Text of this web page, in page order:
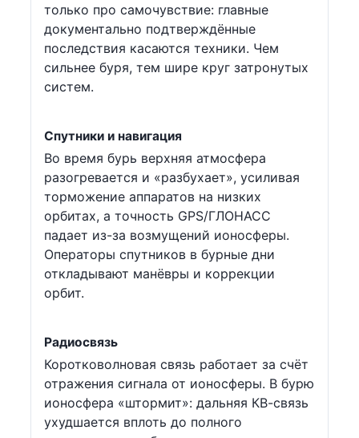
только про самочувствие: главные
документально подтверждённые
последствия касаются техники. Чем
сильнее буря, тем шире круг затронутых
систем.
Спутники и навигация
Во время бурь верхняя атмосфера
разогревается и «разбухает», усиливая
торможение аппаратов на низких
орбитах, а точность GPS/ГЛОНАСС
падает из-за возмущений ионосферы.
Операторы спутников в бурные дни
откладывают манёвры и коррекции
орбит.
Радиосвязь
Коротковолновая связь работает за счёт
отражения сигнала от ионосферы. В бурю
ионосфера «штормит»: дальняя КВ-связь
ухудшается вплоть до полного